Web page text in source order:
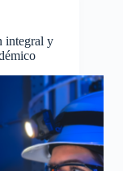
integral y